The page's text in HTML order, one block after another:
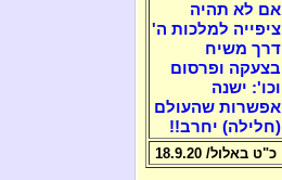
אם לא תהיה
ציפייה למלכות ה'
דרך משיח
בצעקה ופרסום
וכו': ישנה
אפשרות שהעולם
(חלילה) יחרב!!
כ"ט באלול/ 18.9.20